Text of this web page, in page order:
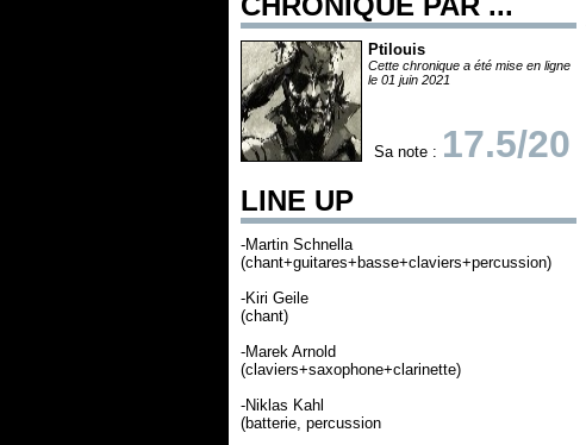
Ptilouis
Cette chronique a été mise en ligne
le 01 juin 2021
Sa note : 17.5/20
LINE UP
-Martin Schnella
(chant+guitares+basse+claviers+percussion)
-Kiri Geile
(chant)
-Marek Arnold
(claviers+saxophone+clarinette)
-Niklas Kahl
(batterie, percussion